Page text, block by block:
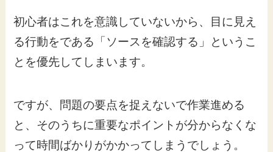
初心者はこれを意識していないから、目に見え
る行動をである「ソースを確認する」というこ
とを優先してしまいます。
ですが、問題の要点を捉えないで作業進める
と、そのうちに重要なポイントが分からなくな
って時間ばかりがかかってしまうでしょう。